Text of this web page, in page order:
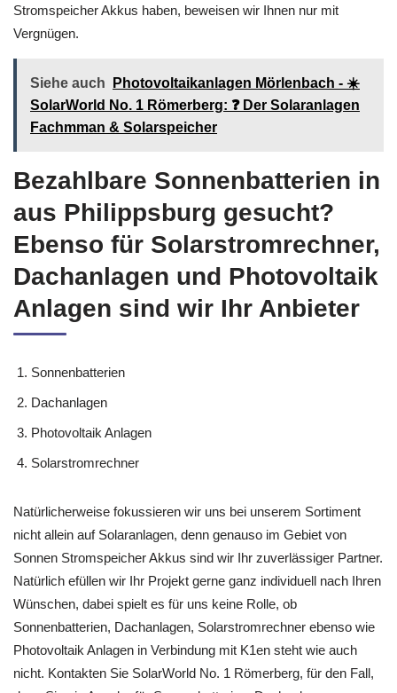
Stromspeicher Akkus haben, beweisen wir Ihnen nur mit
Vergnügen.
Siehe auch
Photovoltaikanlagen Mörlenbach - ☀️
SolarWorld No. 1 Römerberg: ❓️ Der Solaranlagen
Fachmman & Solarspeicher
Bezahlbare Sonnenbatterien in
aus Philippsburg gesucht?
Ebenso für Solarstromrechner,
Dachanlagen und Photovoltaik
Anlagen sind wir Ihr Anbieter
Sonnenbatterien
Dachanlagen
Photovoltaik Anlagen
Solarstromrechner
Natürlicherweise fokussieren wir uns bei unserem Sortiment
nicht allein auf Solaranlagen, denn genauso im Gebiet von
Sonnen Stromspeicher Akkus sind wir Ihr zuverlässiger Partner.
Natürlich efüllen wir Ihr Projekt gerne ganz individuell nach Ihren
Wünschen, dabei spielt es für uns keine Rolle, ob
Sonnenbatterien, Dachanlagen, Solarstromrechner ebenso wie
Photovoltaik Anlagen in Verbindung mit K1en steht wie auch
nicht. Kontakten Sie SolarWorld No. 1 Römerberg, für den Fall,